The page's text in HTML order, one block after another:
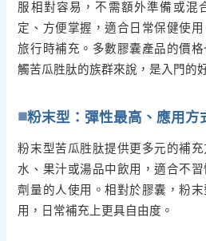
服相對容易，不需額外準備或混
定、方便掌握，適合日常保健使
旅行時補充。多數膠囊產品的價
觸苦瓜胜肽的族群來說，是入門的
粉末型：彈性最高、應用方
粉末型苦瓜胜肽提供更多元的補
水、果汁或湯品中飲用，適合不
劑量的人使用。相對於膠囊，粉
用，日常補充上更具自由度。